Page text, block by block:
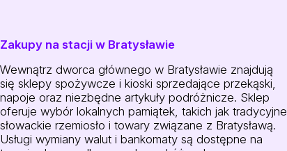
Zakupy na stacji w Bratysławie
Wewnątrz dworca głównego w Bratysławie znajdują
się sklepy spożywcze i kioski sprzedające przekąski,
napoje oraz niezbędne artykuły podróżnicze. Sklep
oferuje wybór lokalnych pamiątek, takich jak tradycyjne
słowackie rzemiosło i towary związane z Bratysławą.
Usługi wymiany walut i bankomaty są dostępne na